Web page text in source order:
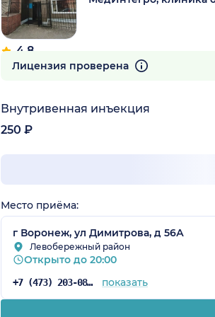
4.8
17 отзывов
Лицензия проверена
Внутривенная инъекция
250 ₽
Место приёма:
г Воронеж, ул Димитрова, д 56А
Левобережный район
Открыто до 20:00
+7 (473) 203-08-95 показать